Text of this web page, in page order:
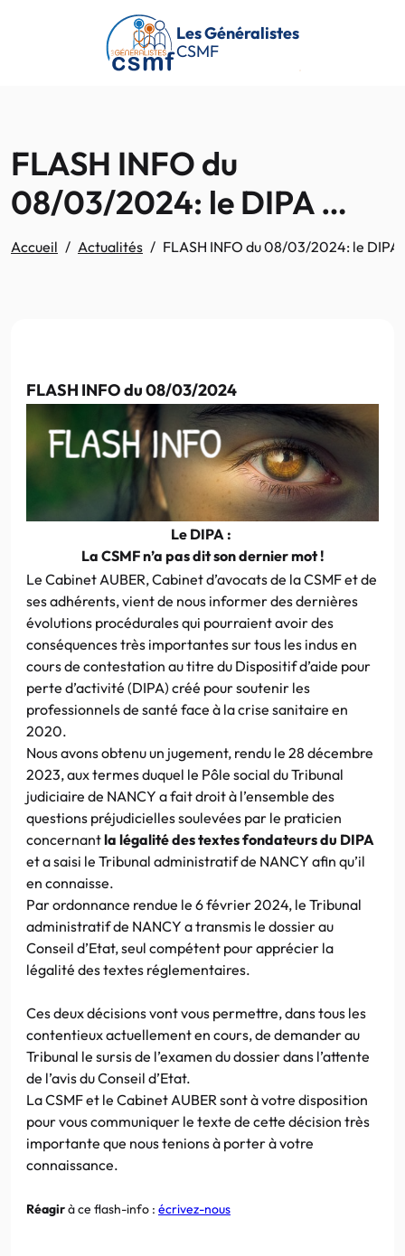
Passer au contenu principal
Les Généralistes
CSMF
FLASH INFO du
08/03/2024: le DIPA …
Accueil Actualités FLASH INFO du 08/03/2024: le DIPA
FLASH INFO du 08/03/2024
Le DIPA :
La CSMF n’a pas dit son dernier mot !
Le Cabinet AUBER, Cabinet d’avocats de la CSMF et de
ses adhérents, vient de nous informer des dernières
évolutions procédurales qui pourraient avoir des
conséquences très importantes sur tous les indus en
cours de contestation au titre du Dispositif d’aide pour
perte d’activité (DIPA) créé pour soutenir les
professionnels de santé face à la crise sanitaire en
2020.
Nous avons obtenu un jugement, rendu le 28 décembre
2023, aux termes duquel le Pôle social du Tribunal
judiciaire de NANCY a fait droit à l’ensemble des
questions préjudicielles soulevées par le praticien
concernantla légalité des textes fondateurs du DIPA
et a saisi le Tribunal administratif de NANCY afin qu’il
en connaisse.
Par ordonnance rendue le 6 février 2024, le Tribunal
administratif de NANCY a transmis le dossier au
Conseil d’Etat, seul compétent pour apprécier la
légalité des textes réglementaires.
Ces deux décisions vont vous permettre, dans tous les
contentieux actuellement en cours, de demander au
Tribunal le sursis de l’examen du dossier dans l’attente
de l’avis du Conseil d’Etat.
La CSMF et le Cabinet AUBER sont à votre disposition
pour vous communiquer le texte de cette décision très
importante que nous tenions à porter à votre
connaissance.
Réagirà ce flash-info : écrivez-nous